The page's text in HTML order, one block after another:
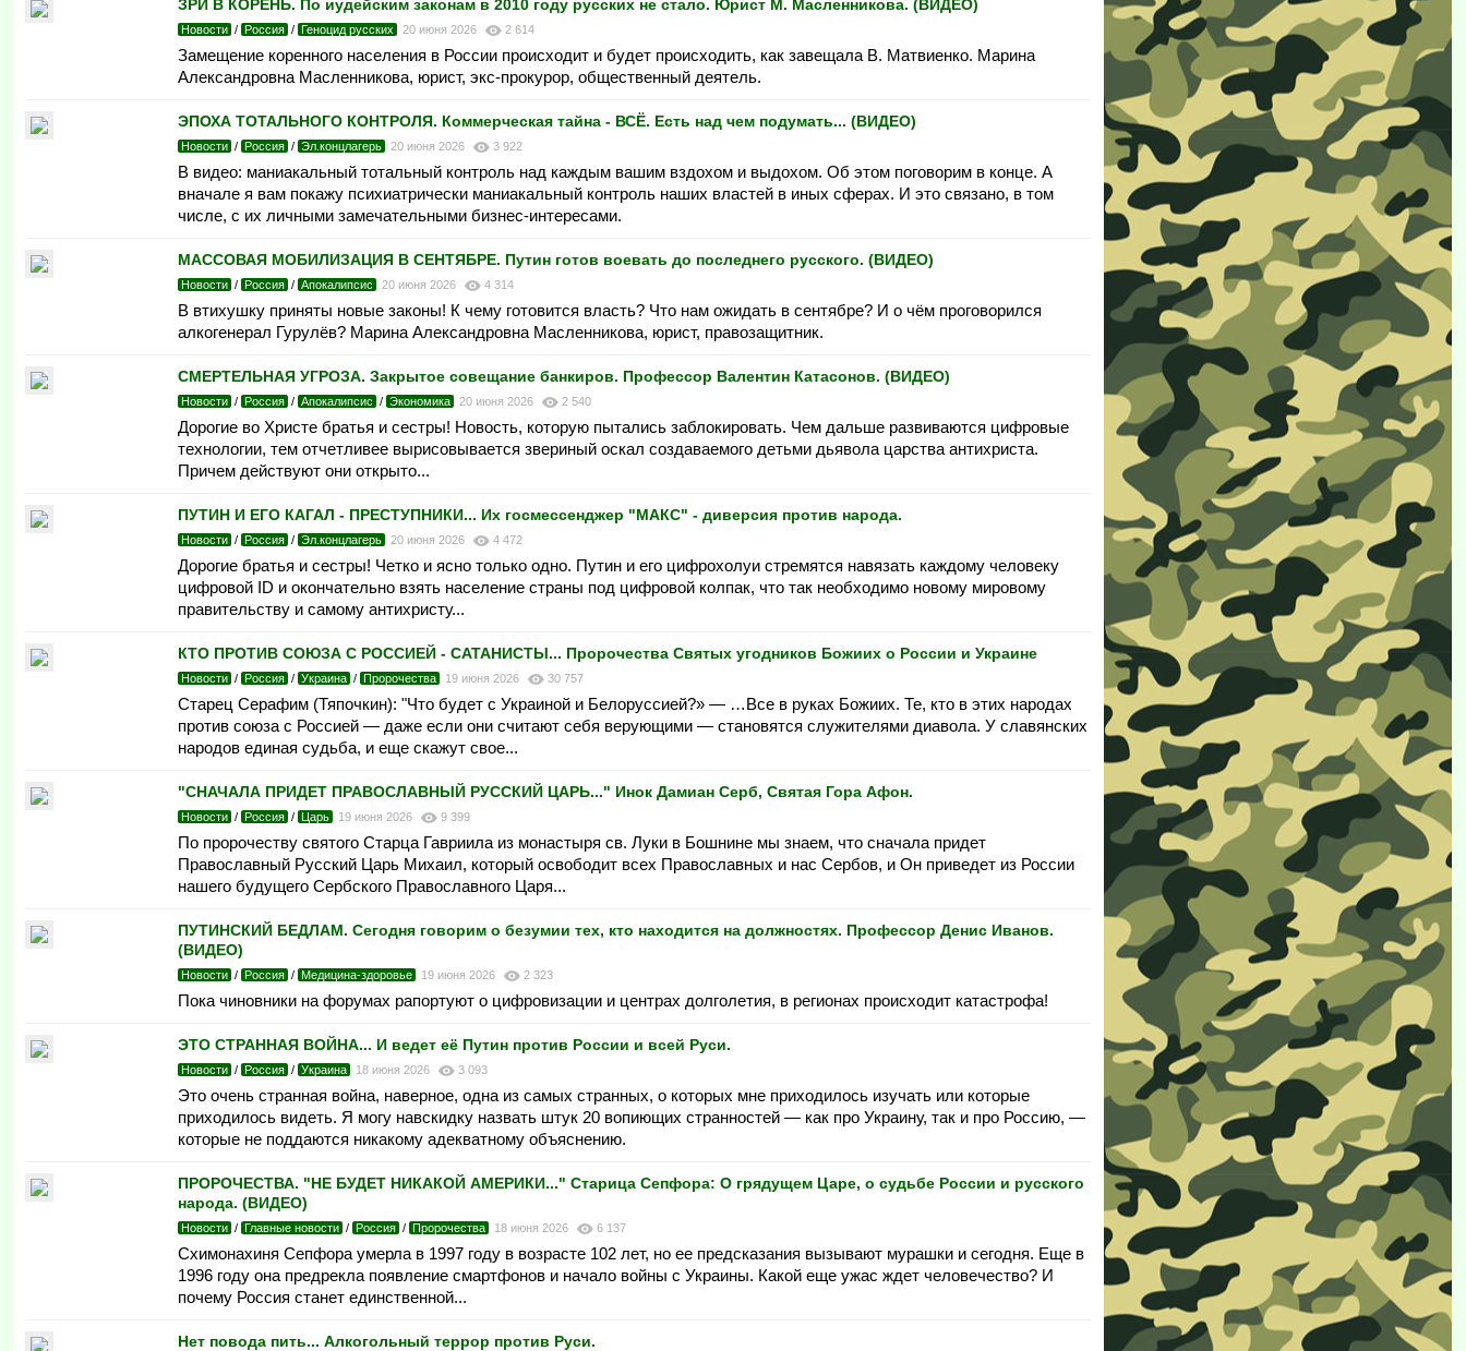
ЗРИ В КОРЕНЬ. По иудейским законам в 2010 году русских не стало. Юрист М. Масленникова. (ВИДЕО)
Новости / Россия / Геноцид русских 20 июня 2026 2 614
Замещение коренного населения в России происходит и будет происходить, как завещала В. Матвиенко. Марина
Александровна Масленникова, юрист, экс-прокурор, общественный деятель.
ЭПОХА ТОТАЛЬНОГО КОНТРОЛЯ. Коммерческая тайна - ВСЁ. Есть над чем подумать... (ВИДЕО)
Новости / Россия / Эл.концлагерь 20 июня 2026 3 922
В видео: маниакальный тотальный контроль над каждым вашим вздохом и выдохом. Об этом поговорим в конце. А
вначале я вам покажу психиатрически маниакальный контроль наших властей в иных сферах. И это связано, в том
числе, с их личными замечательными бизнес-интересами.
МАССОВАЯ МОБИЛИЗАЦИЯ В СЕНТЯБРЕ. Путин готов воевать до последнего русского. (ВИДЕО)
Новости / Россия / Апокалипсис 20 июня 2026 4 314
В втихушку приняты новые законы! К чему готовится власть? Что нам ожидать в сентябре? И о чём проговорился
алкогенерал Гурулёв? Марина Александровна Масленникова, юрист, правозащитник.
СМЕРТЕЛЬНАЯ УГРОЗА. Закрытое совещание банкиров. Профессор Валентин Катасонов. (ВИДЕО)
Новости / Россия / Апокалипсис / Экономика 20 июня 2026 2 540
Дорогие во Христе братья и сестры! Новость, которую пытались заблокировать. Чем дальше развиваются цифровые
технологии, тем отчетливее вырисовывается звериный оскал создаваемого детьми дьявола царства антихриста.
Причем действуют они открыто...
ПУТИН И ЕГО КАГАЛ - ПРЕСТУПНИКИ... Их госмессенджер "МАКС" - диверсия против народа.
Новости / Россия / Эл.концлагерь 20 июня 2026 4 472
Дорогие братья и сестры! Четко и ясно только одно. Путин и его цифрохолуи стремятся навязать каждому человеку
цифровой ID и окончательно взять население страны под цифровой колпак, что так необходимо новому мировому
правительству и самому антихристу...
КТО ПРОТИВ СОЮЗА С РОССИЕЙ - САТАНИСТЫ... Пророчества Святых угодников Божиих о России и Украине
Новости / Россия / Украина / Пророчества 19 июня 2026 30 757
Старец Серафим (Тяпочкин): "Что будет с Украиной и Белоруссией?» — …Все в руках Божиих. Те, кто в этих народах
против союза с Россией — даже если они считают себя верующими — становятся служителями диавола. У славянских
народов единая судьба, и еще скажут свое...
"СНАЧАЛА ПРИДЕТ ПРАВОСЛАВНЫЙ РУССКИЙ ЦАРЬ..." Инок Дамиан Серб, Святая Гора Афон.
Новости / Россия / Царь 19 июня 2026 9 399
По пророчеству святого Старца Гавриила из монастыря св. Луки в Бошнине мы знаем, что сначала придет
Православный Русский Царь Михаил, который освободит всех Православных и нас Сербов, и Он приведет из России
нашего будущего Сербского Православного Царя...
ПУТИНСКИЙ БЕДЛАМ. Сегодня говорим о безумии тех, кто находится на должностях. Профессор Денис Иванов.
(ВИДЕО)
Новости / Россия / Медицина-здоровье 19 июня 2026 2 323
Пока чиновники на форумах рапортуют о цифровизации и центрах долголетия, в регионах происходит катастрофа!
ЭТО СТРАННАЯ ВОЙНА... И ведет её Путин против России и всей Руси.
Новости / Россия / Украина 18 июня 2026 3 093
Это очень странная война, наверное, одна из самых странных, о которых мне приходилось изучать или которые
приходилось видеть. Я могу навскидку назвать штук 20 вопиющих странностей — как про Украину, так и про Россию, —
которые не поддаются никакому адекватному объяснению.
ПРОРОЧЕСТВА. "НЕ БУДЕТ НИКАКОЙ АМЕРИКИ..." Старица Сепфора: О грядущем Царе, о судьбе России и русского
народа. (ВИДЕО)
Новости / Главные новости / Россия / Пророчества 18 июня 2026 6 137
Схимонахиня Сепфора умерла в 1997 году в возрасте 102 лет, но ее предсказания вызывают мурашки и сегодня. Еще в
1996 году она предрекла появление смартфонов и начало войны с Украины. Какой еще ужас ждет человечество? И
почему Россия станет единственной...
Нет повода пить... Алкогольный террор против Руси.